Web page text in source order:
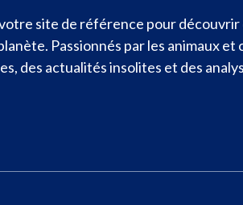
site de référence pour
Passionnés par les animaux
des actualités insolites et des